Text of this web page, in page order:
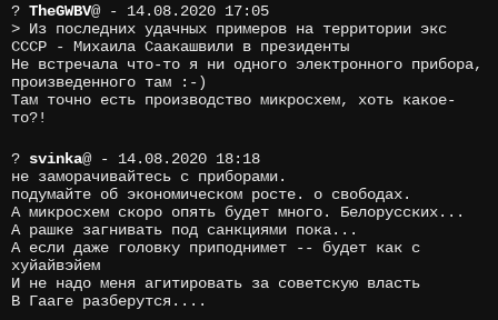
? TheGWBV@ - 14.08.2020 17:05
> Из последних удачных примеров на территории экс
СССР - Михаила Саакашвили в президенты
Не встречала что-то я ни одного электронного прибора,
произведенного там :-)
Там точно есть производство микросхем, хоть какое-
то?!
? svinka@ - 14.08.2020 18:18
не заморачивайтесь с приборами.
подумайте об экономическом росте. о свободах.
А микросхем скоро опять будет много. Белорусских...
А рашке загнивать под санкциями пока...
А если даже головку приподнимет -- будет как с
хуйайвэйем
И не надо меня агитировать за советскую власть
В Гааге разберутся....